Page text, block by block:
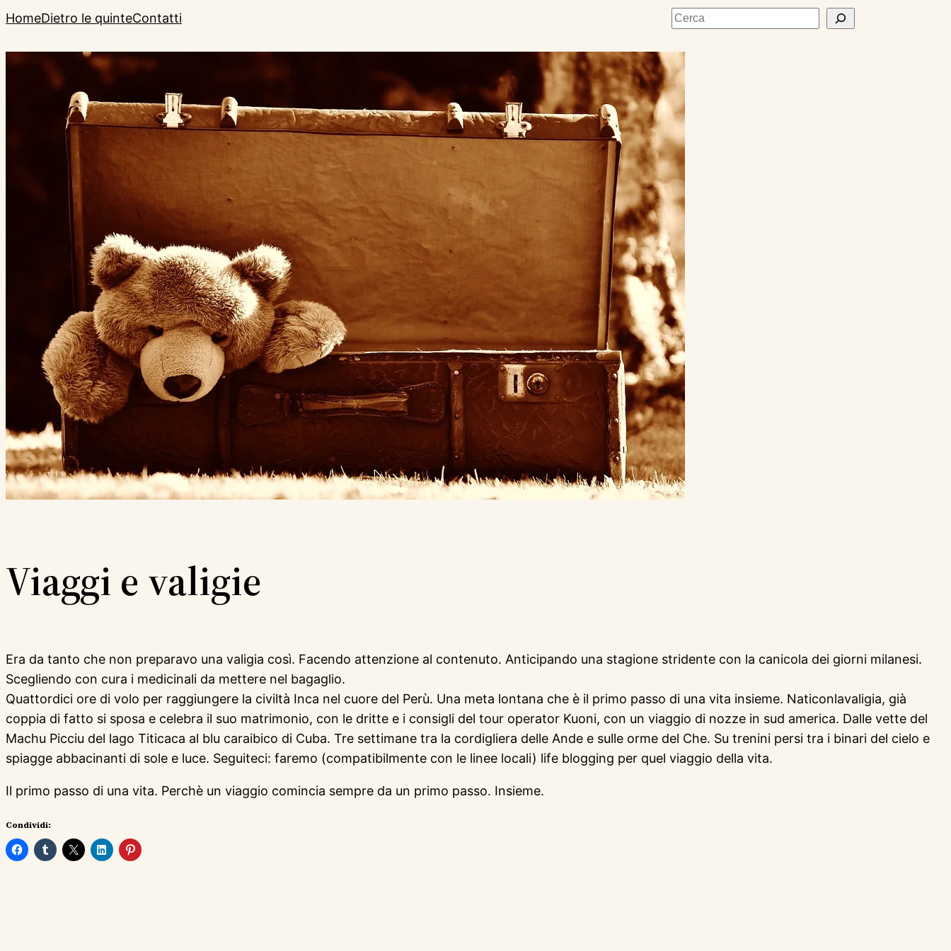
HomeDietro le quinteContatti Cerca
Viaggi e valigie
Era da tanto che non preparavo una valigia così. Facendo attenzione al contenuto. Anticipando una stagione stridente con la canicola dei giorni milanesi.
Scegliendo con cura i medicinali da mettere nel bagaglio.
Quattordici ore di volo per raggiungere la civiltà Inca nel cuore del Perù. Una meta lontana che è il primo passo di una vita insieme. Naticonlavaligia, già
coppia di fatto si sposa e celebra il suo matrimonio, con le dritte e i consigli del tour operator Kuoni, con un viaggio di nozze in sud america. Dalle vette del
Machu Picciu del lago Titicaca al blu caraibico di Cuba. Tre settimane tra la cordigliera delle Ande e sulle orme del Che. Su trenini persi tra i binari del cielo e
spiagge abbacinanti di sole e luce. Seguiteci: faremo (compatibilmente con le linee locali) life blogging per quel viaggio della vita.
Il primo passo di una vita. Perchè un viaggio comincia sempre da un primo passo. Insieme.
Condividi: